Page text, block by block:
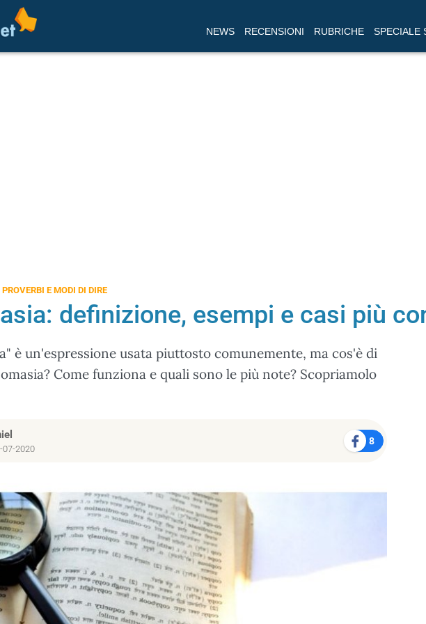
NEWS RECENSIONI RUBRICHE SPECIALE
E MODI DI DIRE
definizione, esempi e casi più
è un'espressione usata piuttosto comunemente, ma cos'è di
Come funziona e quali sono le più note? Scopriamolo
07-2020
8